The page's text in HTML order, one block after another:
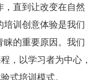
直到让改变在自然
训创意体验是我们
的重要原因。我们
，以学习者为中心，
式培训模式。